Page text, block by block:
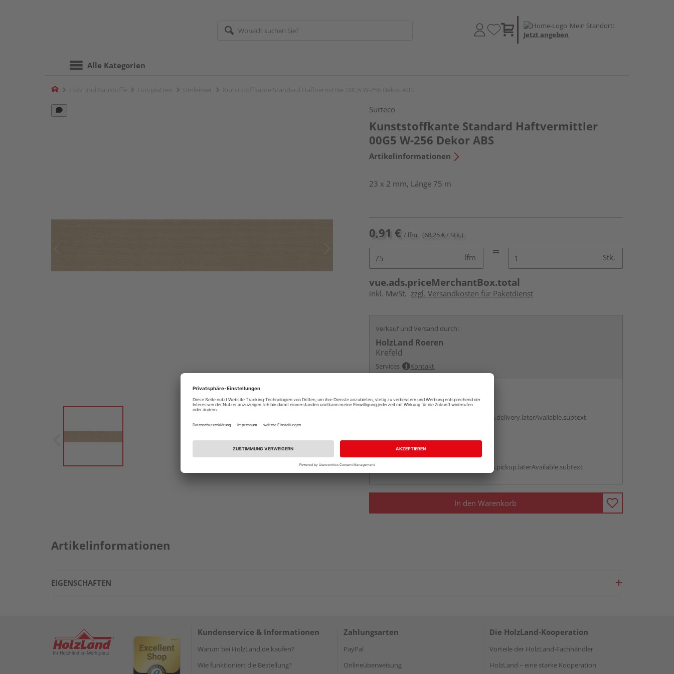
Mein Standort:
Jetzt angeben
Alle Kategorien
Home
Surteco
Kunststoffkante Standard Haftvermittler
00G5 W-256 Dekor ABS
Artikelinformationen
23 x 2 mm, Länge 75 m
0,91 € / lfm (68,25 € / Stk.)
lfm Stk.
vue.ads.priceMerchantBox.total
inkl. MwSt. zzgl. Versandkosten für Paketdienst
Verkauf und Versand durch:
HolzLand Roeren
Krefeld
Services Kontakt
Auf Vorbestellung:
vue.ads.priceMerchantBox.option.delivery.laterAvailable.subtext
Auf Vorbestellung:
vue.ads.priceMerchantBox.option.pickup.laterAvailable.subtext
In den Warenkorb
Artikelinformationen
EIGENSCHAFTEN
Kundenservice & Informationen
Warum bei HolzLand.de kaufen?
Wie funktioniert die Bestellung?
Zahlungsarten
PayPal
Onlineüberweisung
Die HolzLand-Kooperation
Vorteile der HolzLand-Fachhändler
HolzLand – eine starke Kooperation